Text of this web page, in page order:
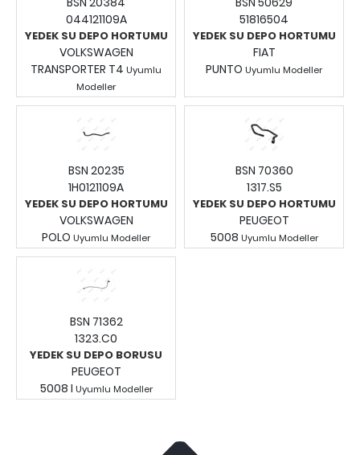
044121109A
YEDEK SU DEPO HORTUMU
VOLKSWAGEN
TRANSPORTER T4 Uyumlu
Modeller
Fiyatları Görmek İçin
Giriş Yapınız.
51816504
YEDEK SU DEPO HORTUMU
FIAT
PUNTO Uyumlu Modeller
Giriş Yapınız.
BSN 20235
1H0121109A
YEDEK SU DEPO HORTUMU
VOLKSWAGEN
POLO Uyumlu Modeller
Fiyatları Görmek İçin
Giriş Yapınız.
BSN 70360
1317.S5
YEDEK SU DEPO HORTUMU
PEUGEOT
5008 Uyumlu Modeller
BSN 71362
1323.C0
YEDEK SU DEPO BORUSU
PEUGEOT
5008 I Uyumlu Modeller